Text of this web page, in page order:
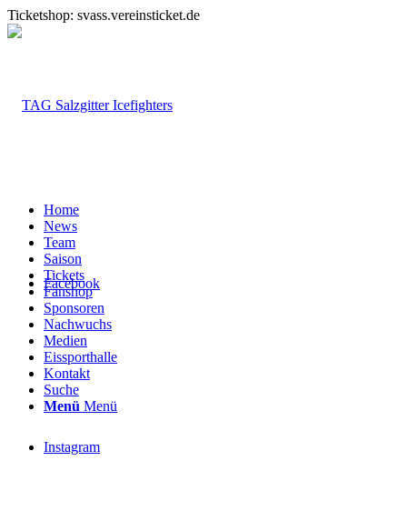
Ticketshop: svass.vereinsticket.de
Facebook
Instagram
Home
News
Team
Saison
Tickets
Fanshop
Sponsoren
Nachwuchs
Medien
Eissporthalle
Kontakt
Suche
Menü Menü